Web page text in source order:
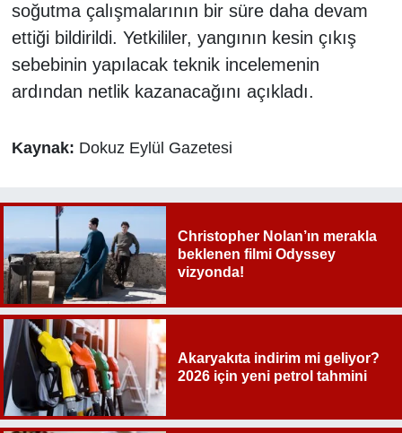
soğutma çalışmalarının bir süre daha devam
ettiği bildirildi. Yetkililer, yangının kesin çıkış
sebebinin yapılacak teknik incelemenin
ardından netlik kazanacağını açıkladı.
Kaynak: Dokuz Eylül Gazetesi
Christopher Nolan’ın merakla
beklenen filmi Odyssey
vizyonda!
Akaryakıta indirim mi geliyor?
2026 için yeni petrol tahmini